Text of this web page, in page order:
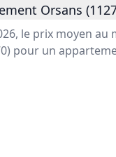
Orsans
le prix moyen au
pour un